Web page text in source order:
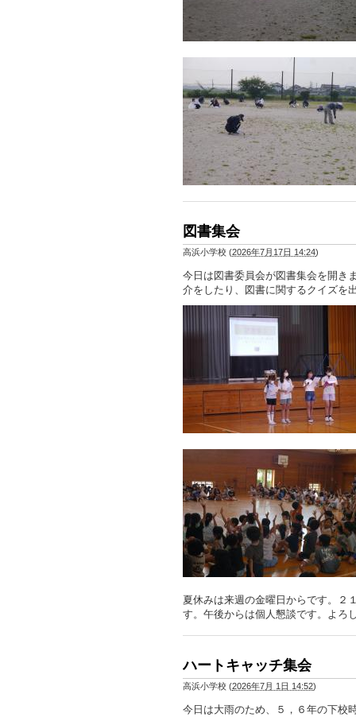
図書集会
高浜小学校 (2026年7月17日 14:24)
今日は図書委員会が図書集会を開き
介をしたり、図書に関するクイズを
夏休みは来週の金曜日からです。２
す。午後からは個人懇談です。よろ
ハートキャッチ集会
高浜小学校 (2026年7月 1日 14:52)
今日は大雨のため、５，６年の下校